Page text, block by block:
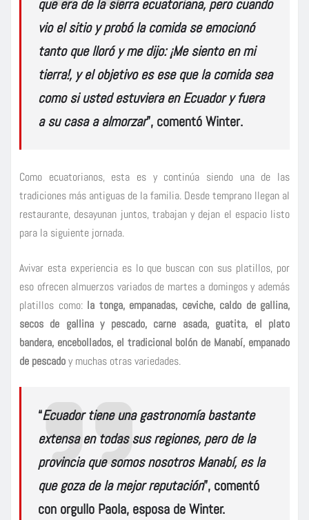
que era de la sierra ecuatoriana, pero cuando
vio el sitio y probó la comida se emocionó
tanto que lloró y me dijo:¡Me siento en mi
tierra!, y el objetivo es ese que la comida sea
como si usted estuviera enEcuadory fuera
a su casa a almorzar”, comentóWinter.
Como ecuatorianos, esta es y continúa siendo una de las
tradiciones más antiguas de la familia. Desde temprano llegan al
restaurante, desayunan juntos, trabajan y dejan el espacio listo
para la siguiente jornada.
Avivar esta experiencia es lo que buscan con sus platillos, por
eso ofrecen almuerzos variados de martes a domingos y además
platillos como: la tonga, empanadas, ceviche, caldo de gallina,
secos de gallina y pescado, carne asada, guatita, el plato
bandera, encebollados, el tradicional bolón de Manabí, empanado
de pescadoy muchas otras variedades.
“Ecuador tiene una gastronomía bastante
extensa en todas sus regiones, pero de la
provincia que somos nosotrosManabí, es la
que goza de la mejor reputación”, comentó
con orgullo Paola, esposa de Winter.